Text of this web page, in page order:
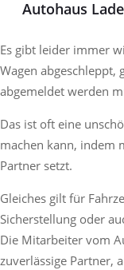
Autohaus
Es gibt leider immer
Wagen abgeschleppt,
abgemeldet werden
Das ist oft eine
machen kann, indem
Partner setzt.
Gleiches gilt für
Sicherstellung oder
Die Mitarbeiter vom
zuverlässige Partner,